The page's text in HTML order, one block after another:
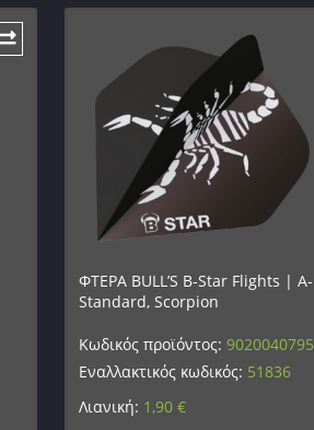
ΦΤΕΡΑ BULL’S B-Star Flights | A-
Standard, Scorpion
Κωδικός προϊόντος: 9020040795
Εναλλακτικός κωδικός: 51836
Λιανική: 1,90 €